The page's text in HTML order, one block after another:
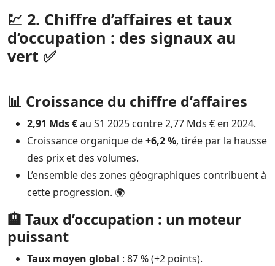
💹 2. Chiffre d’affaires et taux
d’occupation : des signaux au
vert ✅
📊 Croissance du chiffre d’affaires
2,91 Mds €au S1 2025 contre 2,77 Mds € en 2024.
Croissance organique de+6,2 %, tirée par la hausse
des prix et des volumes.
L’ensemble des zones géographiques contribuent à
cette progression. 🌍
🏨 Taux d’occupation : un moteur
puissant
Taux moyen global : 87 % (+2 points).